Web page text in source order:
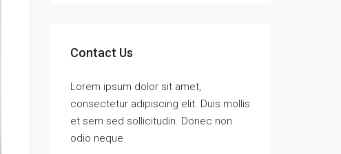
Contact Us
Lorem ipsum dolor sit amet,
consectetur adipiscing elit. Duis mollis
et sem sed sollicitudin. Donec non
odio neque